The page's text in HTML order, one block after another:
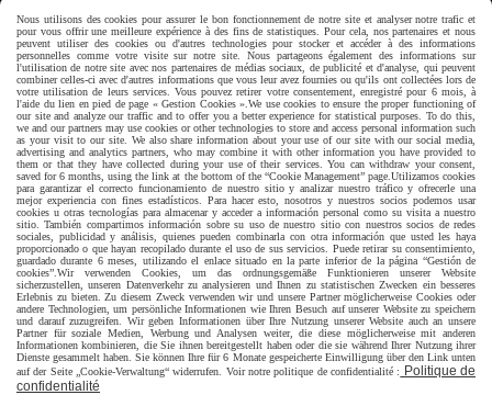
CONTACT
Paiement sécurisé
Nous utilisons des cookies pour assurer le bon fonctionnement de notre site et analyser notre trafic et
pour vous offrir une meilleure expérience à des fins de statistiques. Pour cela, nos partenaires et nous
peuvent utiliser des cookies ou d'autres technologies pour stocker et accéder à des informations
personnelles comme votre visite sur notre site. Nous partageons également des informations sur
l'utilisation de notre site avec nos partenaires de médias sociaux, de publicité et d'analyse, qui peuvent
combiner celles-ci avec d'autres informations que vous leur avez fournies ou qu'ils ont collectées lors de
votre utilisation de leurs services. Vous pouvez retirer votre consentement, enregistré pour 6 mois, à
l'aide du lien en pied de page « Gestion Cookies ». We use cookies to ensure the proper functioning of
our site and analyze our traffic and to offer you a better experience for statistical purposes. To do this,
we and our partners may use cookies or other technologies to store and access personal information such
as your visit to our site. We also share information about your use of our site with our social media,
advertising and analytics partners, who may combine it with other information you have provided to
them or that they have collected during your use of their services. You can withdraw your consent,
saved for 6 months, using the link at the bottom of the “Cookie Management” page. Utilizamos cookies
para garantizar el correcto funcionamiento de nuestro sitio y analizar nuestro tráfico y ofrecerle una
mejor experiencia con fines estadísticos. Para hacer esto, nosotros y nuestros socios podemos usar
cookies u otras tecnologías para almacenar y acceder a información personal como su visita a nuestro
sitio. También compartimos información sobre su uso de nuestro sitio con nuestros socios de redes
sociales, publicidad y análisis, quienes pueden combinarla con otra información que usted les haya
proporcionado o que hayan recopilado durante el uso de sus servicios. Puede retirar su consentimiento,
guardado durante 6 meses, utilizando el enlace situado en la parte inferior de la página “Gestión de
cookies”. Wir verwenden Cookies, um das ordnungsgemäße Funktionieren unserer Website
sicherzustellen, unseren Datenverkehr zu analysieren und Ihnen zu statistischen Zwecken ein besseres
Erlebnis zu bieten. Zu diesem Zweck verwenden wir und unsere Partner möglicherweise Cookies oder
andere Technologien, um persönliche Informationen wie Ihren Besuch auf unserer Website zu speichern
und darauf zuzugreifen. Wir geben Informationen über Ihre Nutzung unserer Website auch an unsere
Partner für soziale Medien, Werbung und Analysen weiter, die diese möglicherweise mit anderen
Informationen kombinieren, die Sie ihnen bereitgestellt haben oder die sie während Ihrer Nutzung ihrer
Dienste gesammelt haben. Sie können Ihre für 6 Monate gespeicherte Einwilligung über den Link unten
auf der Seite „Cookie-Verwaltung“ widerrufen. Voir notre politique de confidentialité :
Politique de
confidentialité